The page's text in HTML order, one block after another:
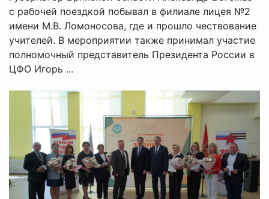
с рабочей поездкой побывал в филиале лицея №2
имени М.В. Ломоносова, где и прошло чествование
учителей. В мероприятии также принимал участие
полномочный представитель Президента России в
ЦФО Игорь ...